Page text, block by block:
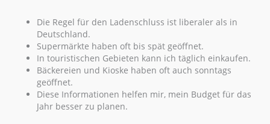
Die Regel für den Ladenschluss ist liberaler als in
Deutschland.
Supermärkte haben oft bis spät geöffnet.
In touristischen Gebieten kann ich täglich einkaufen.
Bäckereien und Kioske haben oft auch sonntags
geöffnet.
Diese Informationen helfen mir, mein Budget für das
Jahr besser zu planen.